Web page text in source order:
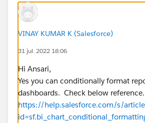
VINAY KUMAR K (Salesforce)
31 jul. 2022 18:06
Hi Ansari,
Yes you can conditionally format
dashboards. Check below reference.
https://help.salesforce.com/s/